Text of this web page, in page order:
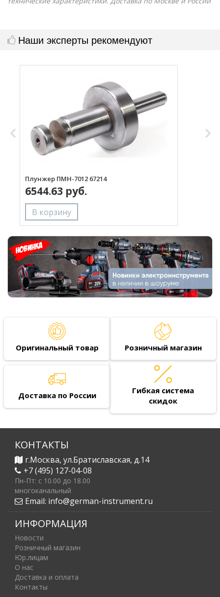
Наши эксперты рекомендуют
Плунжер ПМН-7012 67214
6544.63 руб.
Оригинальный товар Розничный магазин
Доставка по России
Гибкая система
скидок
КОНТАКТЫ
г.Москва, ул.Братиславская, д.14
+7 (495) 127-04-08
Пн-Пт: c 10.00 до 18.00
многоканальный
Email: info@german-instrument.ru
ИНФОРМАЦИЯ
Новости
Розничный магазин
Юр.лицам
О нас
Доставка и оплата
Контакты